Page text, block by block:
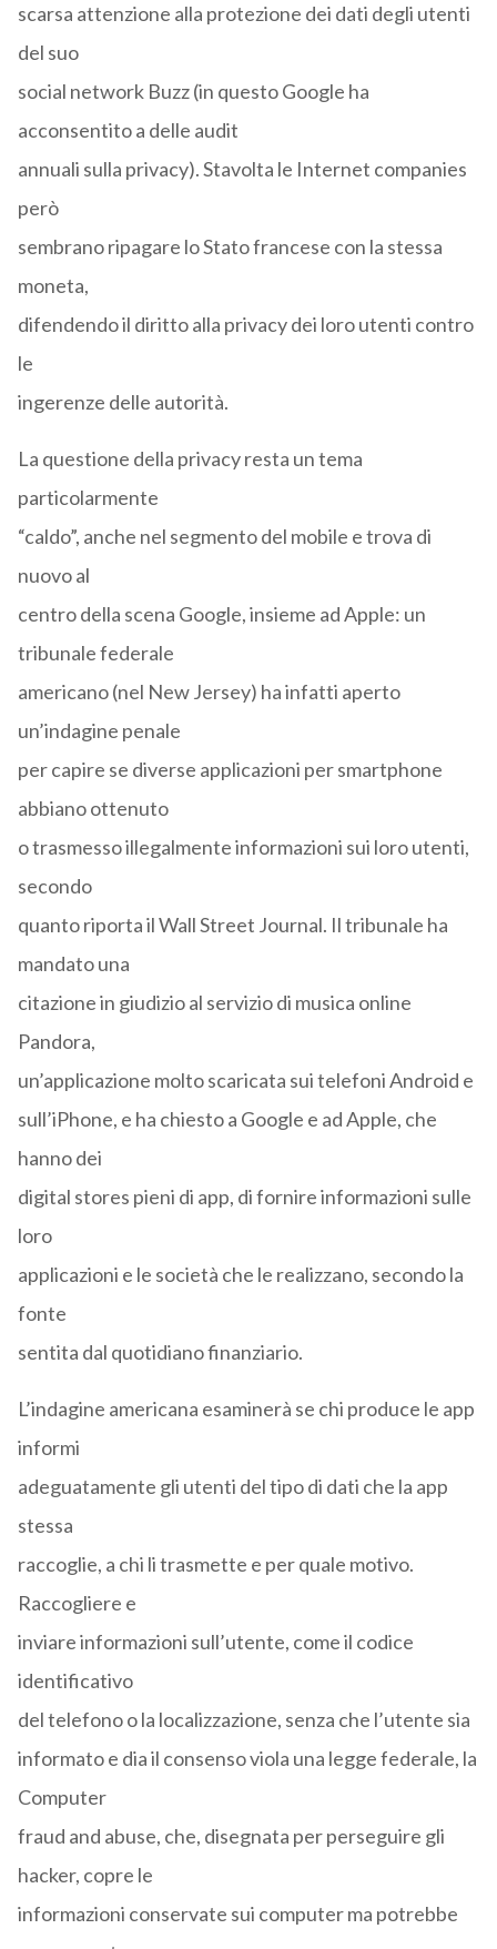
scarsa attenzione alla protezione dei dati degli utenti
del suo
social network Buzz (in questo Google ha
acconsentito a delle audit
annuali sulla privacy). Stavolta le Internet companies
però
sembrano ripagare lo Stato francese con la stessa
moneta,
difendendo il diritto alla privacy dei loro utenti contro
le
ingerenze delle autorità.
La questione della privacy resta un tema
particolarmente
“caldo”, anche nel segmento del mobile e trova di
nuovo al
centro della scena Google, insieme ad Apple: un
tribunale federale
americano (nel New Jersey) ha infatti aperto
un’indagine penale
per capire se diverse applicazioni per smartphone
abbiano ottenuto
o trasmesso illegalmente informazioni sui loro utenti,
secondo
quanto riporta il Wall Street Journal. Il tribunale ha
mandato una
citazione in giudizio al servizio di musica online
Pandora,
un’applicazione molto scaricata sui telefoni Android e
sull’iPhone, e ha chiesto a Google e ad Apple, che
hanno dei
digital stores pieni di app, di fornire informazioni sulle
loro
applicazioni e le società che le realizzano, secondo la
fonte
sentita dal quotidiano finanziario.
L’indagine americana esaminerà se chi produce le app
informi
adeguatamente gli utenti del tipo di dati che la app
stessa
raccoglie, a chi li trasmette e per quale motivo.
Raccogliere e
inviare informazioni sull’utente, come il codice
identificativo
del telefono o la localizzazione, senza che l’utente sia
informato e dia il consenso viola una legge federale, la
Computer
fraud and abuse, che, disegnata per perseguire gli
hacker, copre le
informazioni conservate sui computer ma potrebbe